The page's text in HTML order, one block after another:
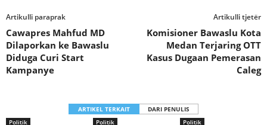
Artikulli paraprak
Cawapres Mahfud MD
Dilaporkan ke Bawaslu
Diduga Curi Start
Kampanye
Artikulli tjetër
Komisioner Bawaslu Kota
Medan Terjaring OTT
Kasus Dugaan Pemerasan
Caleg
ARTIKEL TERKAIT
DARI PENULIS
Politik
Politik Politik